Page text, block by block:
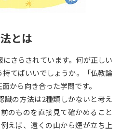
大学検索
調べる
とは
さらされています。何が正しい
てばいいでしょうか。「仏教論
から向き合った学問です。
識の方法は2種類しかないと考え
のものを直接見て確かめること
えば、遠くの山から煙が立ち上